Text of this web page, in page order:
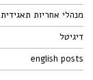
מנהלי אחריות תאגידית
דיגיטל
english posts